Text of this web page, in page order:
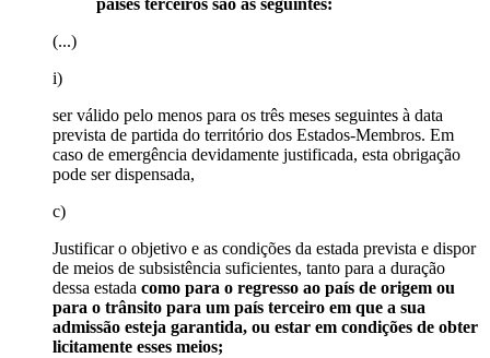
países terceiros são as seguintes:
(...)
i)
ser válido pelo menos para os três meses seguintes à data
prevista de partida do território dos Estados-Membros. Em
caso de emergência devidamente justificada, esta obrigação
pode ser dispensada,
c)
Justificar o objetivo e as condições da estada prevista e dispor
de meios de subsistência suficientes, tanto para a duração
dessa estada como para o regresso ao país de origem ou
para o trânsito para um país terceiro em que a sua
admissão esteja garantida, ou estar em condições de obter
licitamente esses meios;